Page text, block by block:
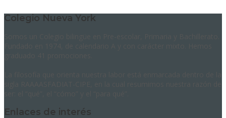
Colegio Nueva York
Enlaces de interés